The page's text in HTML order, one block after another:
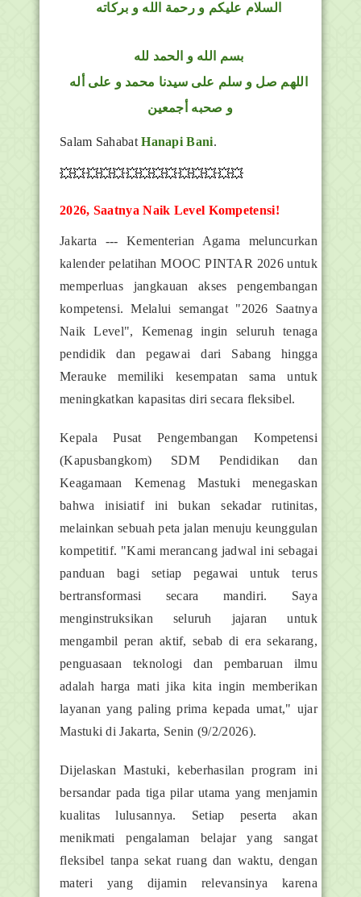
السلام عليكم و رحمة الله و بركاته
بسم الله و الحمد لله
اللهم صل و سلم على سيدنا محمد و على أله
و صحبه أجمعين
Salam SahabatHanapi Bani.
💥💥💥💥💥💥💥💥💥💥💥💥💥💥
2026, Saatnya Naik Level Kompetensi!
Jakarta --- Kementerian Agama meluncurkan
kalender pelatihan MOOC PINTAR 2026 untuk
memperluas jangkauan akses pengembangan
kompetensi. Melalui semangat "2026 Saatnya
Naik Level", Kemenag ingin seluruh tenaga
pendidik dan pegawai dari Sabang hingga
Merauke memiliki kesempatan sama untuk
meningkatkan kapasitas diri secara fleksibel.
Kepala Pusat Pengembangan Kompetensi
(Kapusbangkom) SDM Pendidikan dan
Keagamaan Kemenag Mastuki menegaskan
bahwa inisiatif ini bukan sekadar rutinitas,
melainkan sebuah peta jalan menuju keunggulan
kompetitif. "Kami merancang jadwal ini sebagai
panduan bagi setiap pegawai untuk terus
bertransformasi secara mandiri. Saya
menginstruksikan seluruh jajaran untuk
mengambil peran aktif, sebab di era sekarang,
penguasaan teknologi dan pembaruan ilmu
adalah harga mati jika kita ingin memberikan
layanan yang paling prima kepada umat," ujar
Mastuki di Jakarta, Senin (9/2/2026).
Dijelaskan Mastuki, keberhasilan program ini
bersandar pada tiga pilar utama yang menjamin
kualitas lulusannya. Setiap peserta akan
menikmati pengalaman belajar yang sangat
fleksibel tanpa sekat ruang dan waktu, dengan
materi yang dijamin relevansinya karena